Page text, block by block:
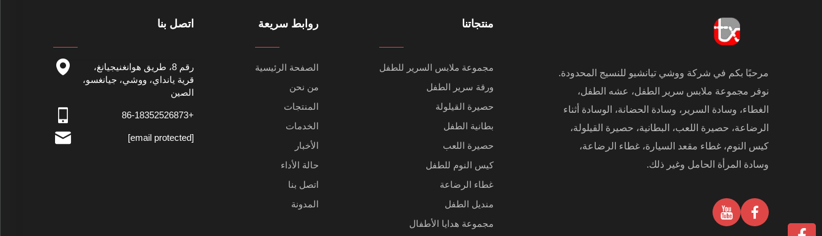
مرحبًا بكم في شركة ووشي تيانشيو للنسيج المحدودة.
نوفر مجموعة ملابس سرير الطفل، عشه الطفل،
الغطاء، وسادة السرير، وسادة الحضانة، الوسادة أثناء
الرضاعة، حصيرة اللعب، البطانية، حصيرة القيلولة،
كيس النوم، غطاء مقعد السيارة، غطاء الرضاعة،
وسادة المرأة الحامل وغير ذلك.
منتجاتنا
مجموعة ملابس السرير للطفل
ورقة سرير الطفل
حصيرة القيلولة
بطانية الطفل
حصيرة اللعب
كيس النوم للطفل
غطاء الرضاعة
منديل الطفل
مجموعة هدايا الأطفال
روابط سريعة
الصفحة الرئيسية
من نحن
المنتجات
الخدمات
الأخبار
حالة الأداء
اتصل بنا
المدونة
اتصل بنا
رقم 8، طريق هوانغنيجيانغ،
قرية يانداي، ووشي، جيانغسو،
الصين
+86-18352526873
[email protected]